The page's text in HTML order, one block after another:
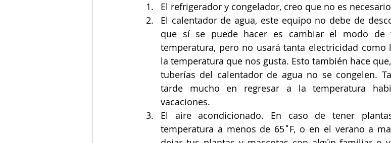
El refrigerador y congelador, creo que no es
El calentador de agua, este equipo no debe de
que sí se puede hacer es cambiar el modo de
temperatura, pero no usará tanta electricidad
la temperatura que nos gusta. Esto también hace
tuberías del calentador de agua no se congelen.
tarde mucho en regresar a la temperatura
vacaciones.
El aire acondicionado. En caso de tener
temperatura a menos de 65˚F, o en el verano a